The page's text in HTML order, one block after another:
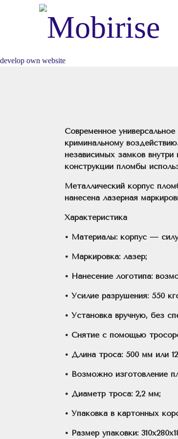
develop own website
Современное
криминальному
независимых замков
конструкции пломбы
Металлический корпус
нанесена лазерная
Характеристика
• Материалы: корпус —
• Маркировка: лазер;
• Нанесение логотипа:
• Усилие разрушения: 550
• Установка вручную, без
• Снятие с помощью
• Длина троса: 500 мм или
• Возможно изготовление
• Диаметр троса: 2,2 мм;
• Упаковка в картонных
• Размер упаковки: